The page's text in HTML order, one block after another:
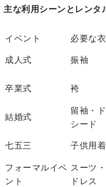
主な利用シーンとレンタ
イベント 必要な
成人式
振袖
卒業式
袴
結婚式
留袖・
シード
七五三 子供用
フォーマルイベ
ント
スーツ
ドレス